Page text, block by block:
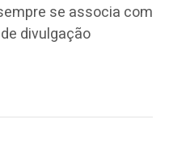
se associa com
divulgação